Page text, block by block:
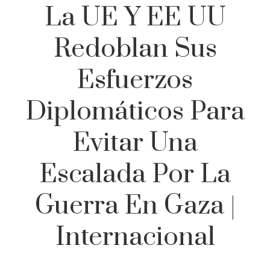
La UE Y EE UU
Redoblan Sus
Esfuerzos
Diplomáticos Para
Evitar Una
Escalada Por La
Guerra En Gaza |
Internacional